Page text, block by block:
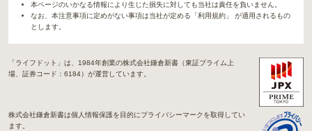
本ページのいかなる情報により生じた損失に対しても当社は責任を負いません。
なお、本注意事項に定めがない事項は当社が定める「利用規約」 が適用されるもの
とします。
「ライフドット」は、1984年創業の株式会社鎌倉新書（東証プライム上
場、証券コード：6184）が運営しています。
株式会社鎌倉新書は個人情報保護を目的にプライバシーマークを取得してい
ます。